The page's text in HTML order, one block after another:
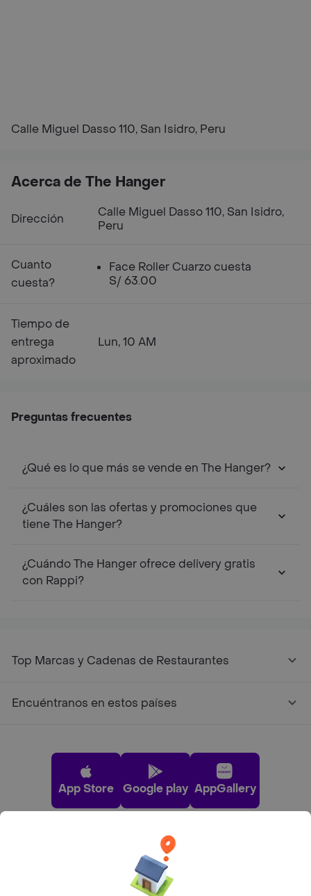
Calle Miguel Dasso 110, San Isidro, Peru
Acerca de The Hanger
Dirección
Calle Miguel Dasso 110, San Isidro,
Peru
Cuanto
cuesta?
Face Roller Cuarzo cuesta
S/ 63.00
Tiempo de
entrega
aproximado
Lun, 10 AM
Preguntas frecuentes
¿Qué es lo que más se vende en The Hanger?
¿Cuáles son las ofertas y promociones que
tiene The Hanger?
¿Cuándo The Hanger ofrece delivery gratis
con Rappi?
Top Marcas y Cadenas de Restaurantes
Encuéntranos en estos países
App Store Google play AppGallery
Pide tu comida favorita cerca de ti